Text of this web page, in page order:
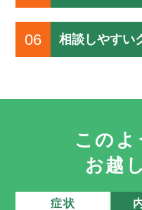
06 相談しやすい
この
お越
症状